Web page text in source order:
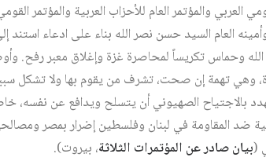
والمؤتمر العام للأحزاب العربية والمؤتمر
تكريساً لمحاصرة غزة وإغلاق معبر رفح.
وهي تهمة إن صحت، تشرف من يقوم بها ولا تشكل سبباً
بالاجتياح الصهيوني أن يتسلح ويدافع عن نفسه،
ضد المقاومة في لبنان وفلسطين إضرار بمصر
(بيان صادر عن المؤتمرات الثلاثة، بيروت).